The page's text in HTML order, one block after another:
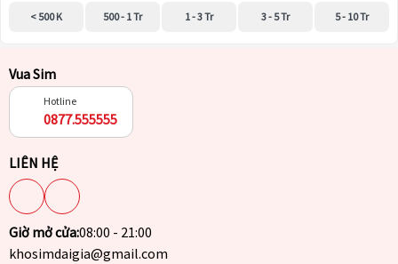
< 500 K 500 - 1 Tr 1 - 3 Tr 3 - 5 Tr 5 - 10 Tr
Vua Sim
Hotline
0877.555555
LIÊN HỆ
Giờ mở cửa:08:00 - 21:00
khosimdaigia@gmail.com